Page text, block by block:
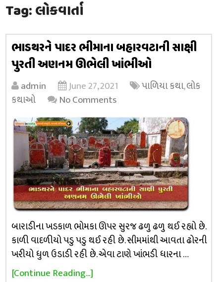
Tag:લોકવાર્તા
ભાડથરને પાદર ભીમાના બહારવટાની સાક્ષી
પુરતી અણનમ ઊભેલી ખાંભીઓ
admin June 27, 2021 પાળિયા કથા,લોક
કથાઓ
No Comments
બારાડીના ખડકાળ ભોમકા ઊપર સુરજ ઢળુ ઢળુ થઈ રહ્યો છે.
કાળી વાદળીયો પડુ પડુ થઈ રહી છે. સીમમાંથી આવતા ઢોરની
ખરીયો ધુળ ઉડાડી રહી છે. એવા ટાણે ખાંભડી ધારના …
[Continue Reading...]